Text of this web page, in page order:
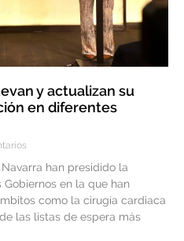
y actualizan su
en diferentes
han presidido la
en la que han
como la cirugía cardiaca
las listas de espera más